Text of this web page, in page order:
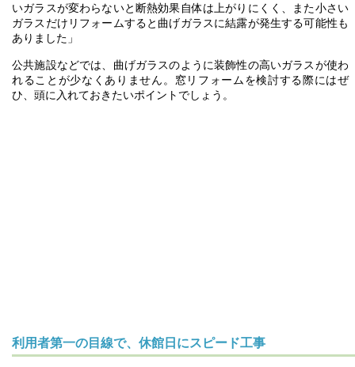
いガラスが変わらないと断熱効果自体は上がりにくく、また小さい
ガラスだけリフォームすると曲げガラスに結露が発生する可能性も
ありました」
公共施設などでは、曲げガラスのように装飾性の高いガラスが使わ
れることが少なくありません。窓リフォームを検討する際にはぜ
ひ、頭に入れておきたいポイントでしょう。
利用者第一の目線で、休館日にスピード工事